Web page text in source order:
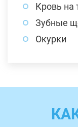
Кровь на
Зубные
Окурки